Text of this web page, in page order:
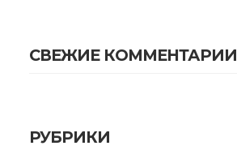
СВЕЖИЕ КОММЕНТАРИИ
РУБРИКИ